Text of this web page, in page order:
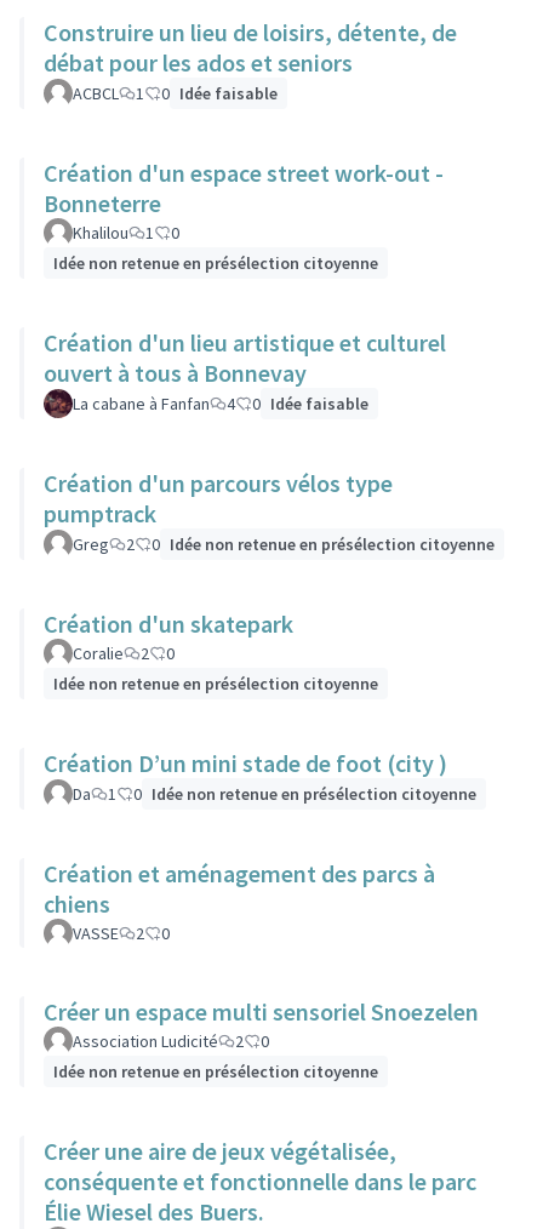
Construire un lieu de loisirs, détente, de
débat pour les ados et seniors
ACBCL 1 0 Idée faisable
Création d'un espace street work-out -
Bonneterre
Khalilou 1
0
Idée non retenue en présélection citoyenne
Création d'un lieu artistique et culturel
ouvert à tous à Bonnevay
La cabane à Fanfan 4 0 Idée faisable
Création d'un parcours vélos type
pumptrack
Greg 2 0 Idée non retenue en présélection citoyenne
Création d'un skatepark
Coralie 2
0
Idée non retenue en présélection citoyenne
Création D’un mini stade de foot (city )
Da 1 0 Idée non retenue en présélection citoyenne
Création et aménagement des parcs à
chiens
VASSE 2 0
Créer un espace multi sensoriel Snoezelen
Association Ludicité 2
0
Idée non retenue en présélection citoyenne
Créer une aire de jeux végétalisée,
conséquente et fonctionnelle dans le parc
Élie Wiesel des Buers.